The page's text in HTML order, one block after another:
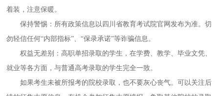
着装，注意保暖。
保持警惕：所有政策信息以四川省教育考试院官网发布为准。切
勿轻信任何“内部指标”、“保录承诺”等诈骗信息。
权益无差别：高职单招录取的学生，在学费、教学、毕业文凭、
就业等各方面，与普通高考录取的学生完全一致。
如果考生未被所报考的院校录取，也不要灰心丧气。可以关注后